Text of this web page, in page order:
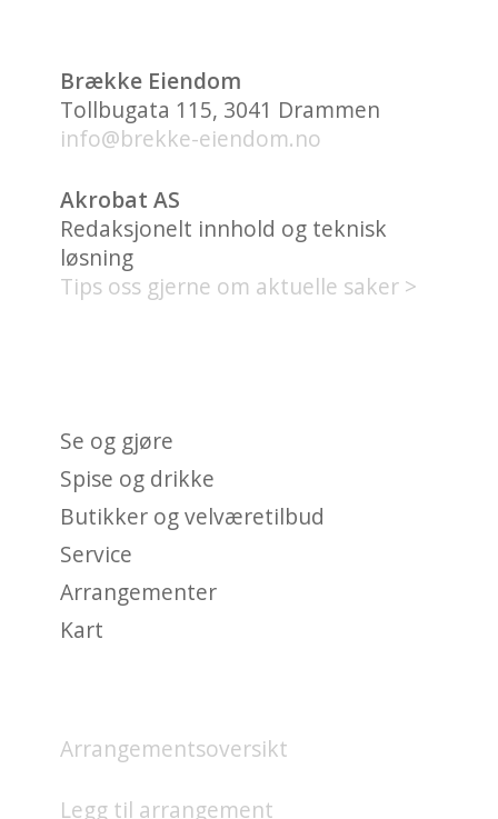
Brække Eiendom
Tollbugata 115, 3041 Drammen
info@brekke-eiendom.no
Akrobat AS
Redaksjonelt innhold og teknisk
løsning
Tips oss gjerne om aktuelle saker >
Se og gjøre
Spise og drikke
Butikker og velværetilbud
Service
Arrangementer
Kart
Arrangementsoversikt
Legg til arrangement